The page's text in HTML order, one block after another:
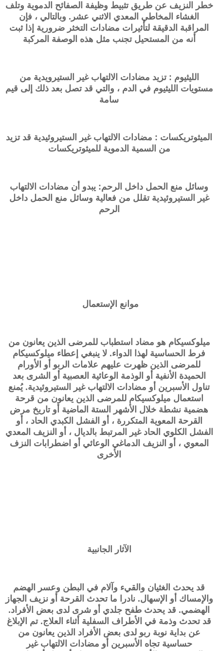
خطر النزيف عن طريق تثبيط وظيفة الصفائح الدموية وتلف
الغشاء المخاطي المعدي الاثني عشر. وبالتالي ، فإن
المراقبة الدقيقة لتأثيرات مضادات التخثر ضرورية إذا ثبت
أنه من المستحيل تجنب مثل هذه الوصفة المركبة
الليثيوم : تزيد مضادات الالتهاب غير الستيرويدية من
مستويات الليثيوم في الدم ، والتي قد تصل بعد ذلك إلى قيم
سامة
الميثوتريكسات : مضادات الالتهاب غير الستيروئيدية قد تزيد
من السمية الدموية للميثوتريكسات
وسائل منع الحمل داخل الرحم: يبدو أن مضادات الالتهاب
غير الستيروئيدية تقلل من فعالية وسائل منع الحمل داخل
الرحم
موانع الإستعمال
ميلوكسيكام هو مضاد استطباب للمرضى الذين يعانون من
فرط الحساسية لهذا الدواء. لا ينبغي إعطاء ميلوكسيكام
للمرضى الذين ظهرت عليهم علامات الربو أو الأورام
الحميدة الأنفية أو الوذمة الوعائية العصبية أو الشرى بعد
تناول الأسبرين أو مضادات الالتهاب غير الستيروئيدية. يُمنع
استعمال ميلوكسيكام للمرضى الذين يعانون من قرحة
هضمية نشطة خلال الأشهر الستة الماضية أو تاريخ مرض
القرحة المعوية المتكررة ، أو الفشل الكبدي الحاد ، أو
الفشل الكلوي الحاد غير المرتبط بالديال ، أو النزيف المعدي
المعوي ، أو النزيف الدماغي الوعائي أو اضطرابات النزف
الأخرى
الآثار الجانبية
قد يحدث الغثيان والقيء وآلام في البطن وعسر الهضم
والإمساك أو الإسهال. نادرا ما تحدث القرحة أو نزيف الجهاز
الهضمي. قد يحدث طفح جلدي أو شرى لدى بعض الأفراد.
قد تحدث وذمة في الأطراف السفلية أثناء العلاج. تم الإبلاغ
عن بداية نوبة ربو لدى بعض الأفراد الذين يعانون من
حساسية تجاه الأسبرين أو مضادات الالتهاب غير